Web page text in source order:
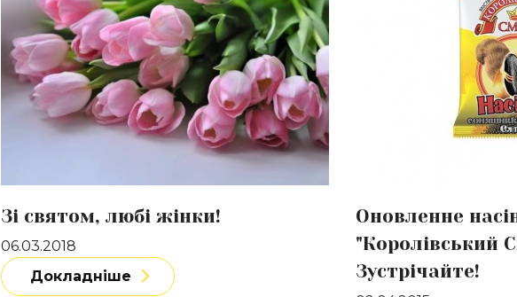
Зі святом, любі жінки!
06.03.2018
Докладніше
Оновленне
"Королівський
Зустрічайте!